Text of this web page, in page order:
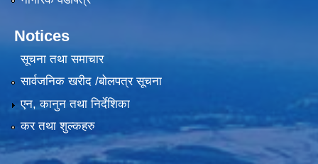
Notices
सूचना तथा समाचार
सार्वजनिक खरीद /बोलपत्र सूचना
एन, कानुन तथा निर्देशिका
कर तथा शुल्कहरु